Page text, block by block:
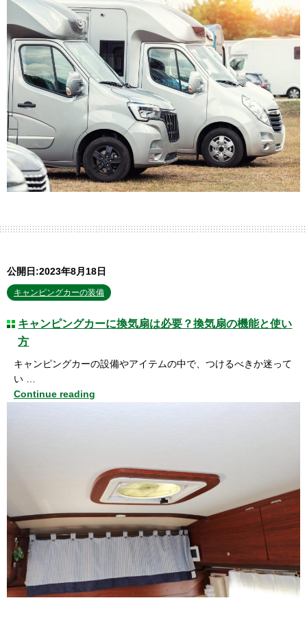
公開日:2023年8月18日
キャンピングカーの装備
キャンピングカーに換気扇は必要？換気扇の機能と使い
方
キャンピングカーの設備やアイテムの中で、つけるべきか迷って
い …
Continue reading